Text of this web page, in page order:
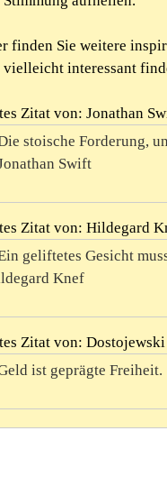
finden Sie weitere
vielleicht interessant
Zitat von: Jonathan
stoische Forderung,
Swift
Zitat von: Hildegard
geliftetes Gesicht
Knef
Zitat von: Dostojewski
ist geprägte Freiheit.